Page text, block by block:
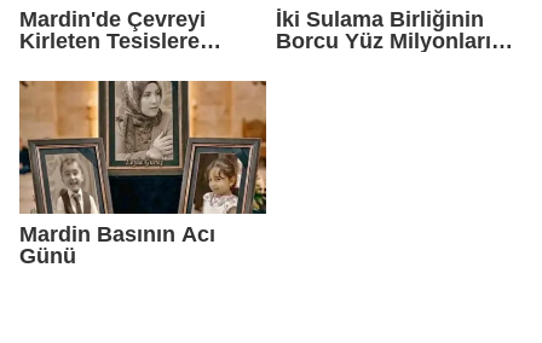
Mardin'de Çevreyi
Kirleten Tesislere
TL Yaptırım
İki Sulama Birliğinin
Borcu Yüz Milyonları
Mardin Basının Acı
Günü